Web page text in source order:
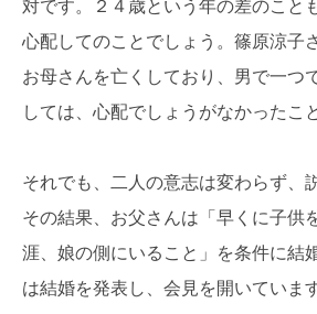
対です。２４歳という年の差のこと
心配してのことでしょう。篠原涼子
お母さんを亡くしており、男で一つ
しては、心配でしょうがなかったこ
それでも、二人の意志は変わらず、
その結果、お父さんは「早くに子供
涯、娘の側にいること」を条件に結
は結婚を発表し、会見を開いています